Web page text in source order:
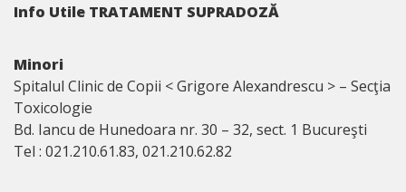
Info Utile TRATAMENT SUPRADOZĂ
Minori
Spitalul Clinic de Copii < Grigore Alexandrescu > – Secţia
Toxicologie
Bd. Iancu de Hunedoara nr. 30 – 32, sect. 1 Bucureşti
Tel : 021.210.61.83, 021.210.62.82